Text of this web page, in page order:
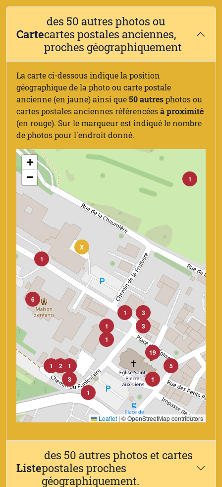
Carte
des 50 autres photos ou
cartes postales anciennes,
proches géographiquement
La carte ci-dessous indique la position
géographique de la photo ou carte postale
ancienne (en jaune) ainsi que50 autresphotos ou
cartes postales anciennes référencéesà proximité
(en rouge). Sur le marqueur est indiqué le nombre
de photos pour l'endroit donné.
1
1
6
1
1
3
1
3
2
1
3
1
19
1
1
5
X
+
−
Leaflet | © OpenStreetMap contributors
Liste
des 50 autres photos et cartes
postales proches
géographiquement.